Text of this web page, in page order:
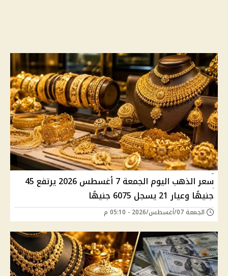
سعر الذهب اليوم الجمعة 7 أغسطس 2026 يرتفع 45
جنيهًا وعيار 21 يسجل 6075 جنيهًا
الجمعة 07/أغسطس/2026 - 05:10 م